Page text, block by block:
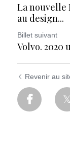
La nouvelle
au design...
Billet suivant
Volvo. 2020
Revenir au